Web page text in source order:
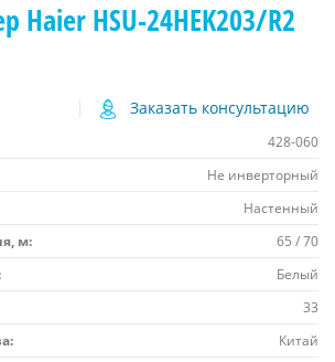
Haier HSU-24HEK203/R2
Заказать консультацию
428-060
Не инверторный
Настенный
м:
65 / 70
Белый
33
Китай